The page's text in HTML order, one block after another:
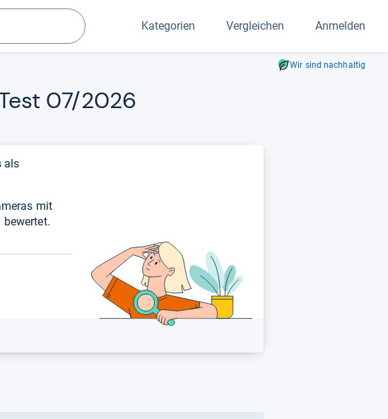
Suchen
Kategorien Vergleichen Anmelden
Wir sind nachhaltig
07/2026
als
mit
bewertet.